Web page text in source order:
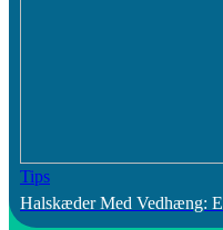
Tips
Halskæder Med Vedhæng: